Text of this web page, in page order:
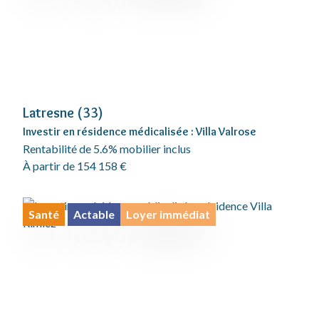
Latresne (33)
Investir en résidence médicalisée : Villa Valrose
Rentabilité de 5.6% mobilier inclus
À partir de 154 158 €
Santé Actable Loyer immédiat